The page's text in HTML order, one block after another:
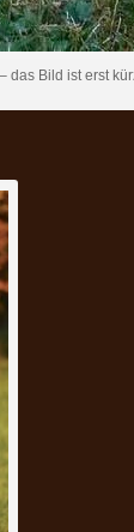
Bild ist erst